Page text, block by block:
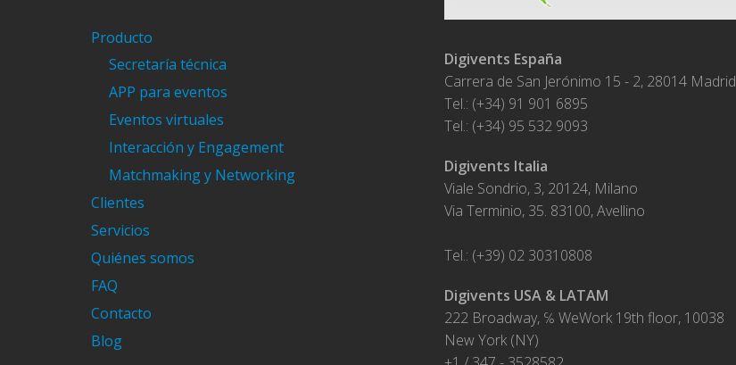
Producto
Secretaría técnica
APP para eventos
Eventos virtuales
Interacción y Engagement
Matchmaking y Networking
Clientes
Servicios
Quiénes somos
FAQ
Contacto
Blog
Digivents España
Carrera de San Jerónimo 15 - 2, 28014 Madrid
Tel.: (+34) 91 901 6895
Tel.: (+34) 95 532 9093
Digivents Italia
Viale Sondrio, 3, 20124, Milano
Via Terminio, 35. 83100, Avellino
Tel.: (+39) 02 30310808
Digivents USA & LATAM
222 Broadway, ℅ WeWork 19th floor, 10038
New York (NY)